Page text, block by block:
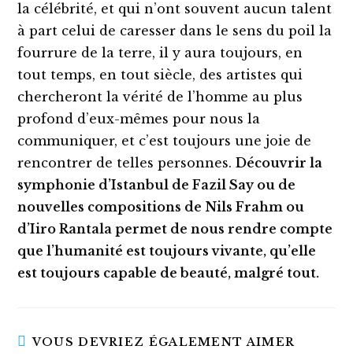
la célébrité, et qui n’ont souvent aucun talent
à part celui de caresser dans le sens du poil la
fourrure de la terre, il y aura toujours, en
tout temps, en tout siècle, des artistes qui
chercheront la vérité de l’homme au plus
profond d’eux-mêmes pour nous la
communiquer, et c’est toujours une joie de
rencontrer de telles personnes.Découvrir la
symphonie d’Istanbul de Fazil Say ou de
nouvelles compositions de Nils Frahm ou
d’Iiro Rantala permet de nous rendre compte
que l’humanité est toujours vivante, qu’elle
est toujours capable de beauté, malgré tout.
VOUS DEVRIEZ ÉGALEMENT AIMER